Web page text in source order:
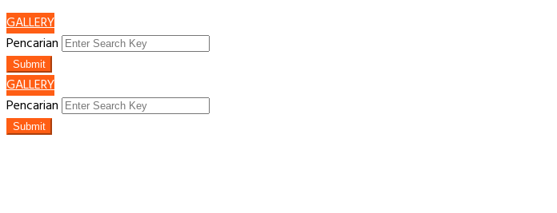
GALLERY
Pencarian
Submit
GALLERY
Pencarian
Submit